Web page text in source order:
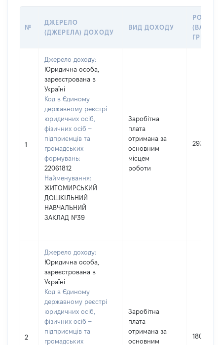
№
ДЖЕРЕЛО
(ДЖЕРЕЛА) ДОХОДУ
ВИД ДОХОДУ
РОЗМІР
ГРН
1
Джерело доходу:
Юридична особа,
зареєстрована в
Україні
Код в Єдиному
державному реєстрі
юридичних осіб,
фізичних осіб –
підприємців та
громадських
формувань:
22061812
Найменування:
ЖИТОМИРСЬКИЙ
ДОШКІЛЬНИЙ
НАВЧАЛЬНИЙ
ЗАКЛАД №39
Заробітна
плата
отримана за
основним
місцем
роботи
293038
2
Джерело доходу:
Юридична особа,
зареєстрована в
Україні
Код в Єдиному
державному реєстрі
юридичних осіб,
фізичних осіб –
підприємців та
громадських
Заробітна
плата
отримана за
основним
18049